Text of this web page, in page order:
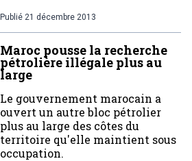
Publié 21 décembre 2013
Maroc pousse la recherche
pétrolière illégale plus au
large
Le gouvernement marocain a
ouvert un autre bloc pétrolier
plus au large des côtes du
territoire qu'elle maintient sous
occupation.